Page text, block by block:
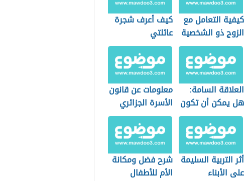
كيفية التعامل مع
الزوج ذو الشخصية
النرجسية
كيف أعرف شجرة
عائلتي
العلاقة السامة:
هل يمكن أن تكون
بين الأهل؟
معلومات عن قانون
الأسرة الجزائري
أثر التربية السليمة
على الأبناء
شرح فضل ومكانة
الأم للأطفال